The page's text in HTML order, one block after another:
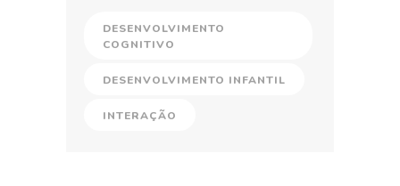
DESENVOLVIMENTO
COGNITIVO
DESENVOLVIMENTO INFANTIL
INTERAÇÃO